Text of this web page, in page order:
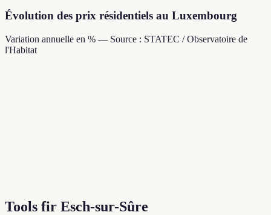
Évolution des prix résidentiels au Luxembourg
Variation annuelle en % — Source : STATEC / Observatoire de
l'Habitat
Tools fir Esch-sur-Sûre